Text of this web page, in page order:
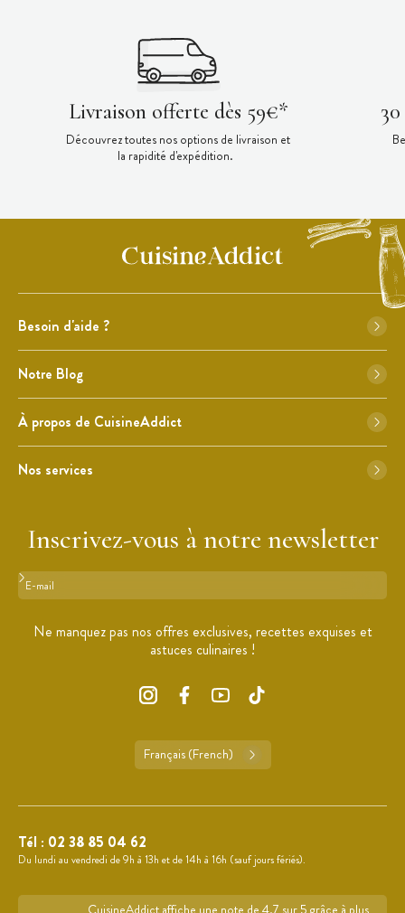
Livraison offerte dès 59€*
Découvrez toutes nos options de livraison et
la rapidité d'expédition.
Besoin d'aide ?
Notre Blog
À propos de CuisineAddict
Nos services
Inscrivez-vous à notre newsletter
Format : adresse@email.com
Ne manquez pas nos offres exclusives, recettes exquises et
astuces culinaires !
Français (French)
Tél : 02 38 85 04 62
Du lundi au vendredi de 9h à 13h et de 14h à 16h (sauf jours fériés).